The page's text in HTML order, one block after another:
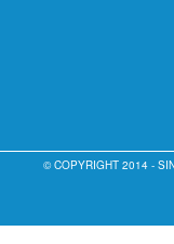
© COPYRIGHT 2014 -